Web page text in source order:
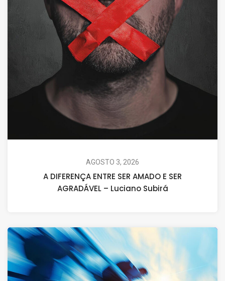
AGOSTO 3, 2026
A DIFERENÇA ENTRE SER AMADO E SER
AGRADÁVEL – Luciano Subirá